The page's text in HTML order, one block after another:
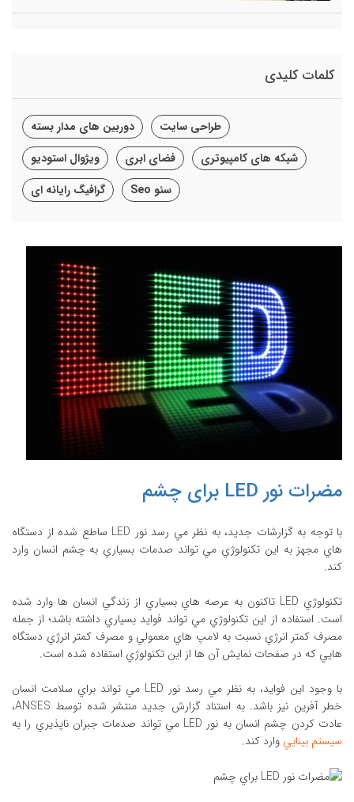
کلمات کلیدی
طراحی سایت
دوربین های مدار بسته
شبکه های کامپیوتری
فضای ابری
ویژوال استودیو
سئو Seo
گرافیگ رایانه ای
مضرات نور LED برای چشم
با توجه به گزارشات جديد، به نظر مي رسد نور LED ساطع شده از دستگاه
هاي مجهز به اين تکنولوژي مي تواند صدمات بسياري به چشم انسان وارد
کند.
تکنولوژي LED تاکنون به عرصه هاي بسياري از زندگي انسان ها وارد شده
است. استفاده از اين تکنولوژي مي تواند فوايد بسياري داشته باشد؛ از جمله
مصرف کمتر انرژي نسبت به لامپ هاي معمولي و مصرف کمتر انرژي دستگاه
هايي که در صفحات نمايش آن ها از اين تکنولوژي استفاده شده است.
با وجود اين فوايد، به نظر مي رسد نور LED مي تواند براي سلامت انسان
خطر آفرين نيز باشد. به استناد گزارش جديد منتشر شده توسط ANSES،
عادت کردن چشم انسان به نور LED مي تواند صدمات جبران ناپذيري را به
سيستم بينايي وارد کند.